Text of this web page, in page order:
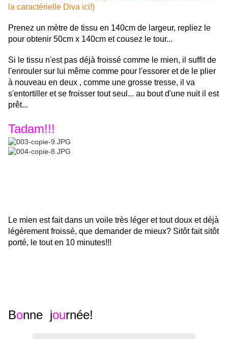
la caractérielle Diva ici!)
Prenez un mètre de tissu en 140cm de largeur, repliez le
pour obtenir 50cm x 140cm et cousez le tour...
Si le tissu n'est pas déjà froissé comme le mien, il suffit de
l'enrouler sur lui même comme pour l'essorer et de le plier
à nouveau en deux , comme une grosse tresse, il va
s'entortiller et se froisser tout seul... au bout d'une nuit il est
prêt...
Tadam!!!
Le mien est fait dans un voile très léger et tout doux et déjà
légèrement froissé, que demander de mieux? Sitôt fait sitôt
porté, le tout en 10 minutes!!!
Bonne journée!